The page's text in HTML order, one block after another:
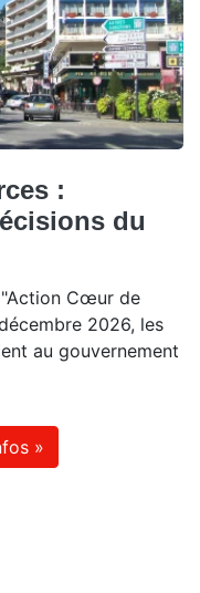
:
du
Cœur de
2026, les
au gouvernement
»